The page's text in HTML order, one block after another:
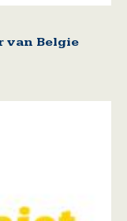
van Belgie